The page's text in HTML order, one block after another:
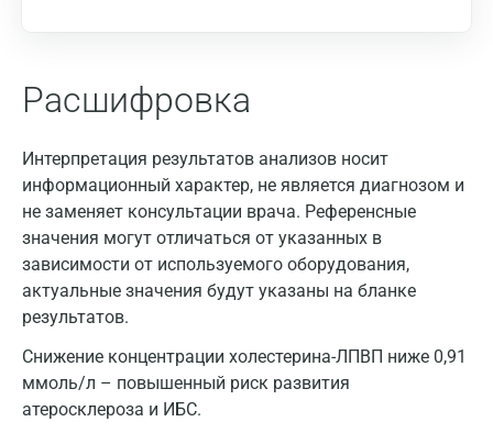
Расшифровка
Интерпретация результатов анализов носит
информационный характер, не является диагнозом и
не заменяет консультации врача. Референсные
значения могут отличаться от указанных в
зависимости от используемого оборудования,
актуальные значения будут указаны на бланке
результатов.
Снижение концентрации холестерина-ЛПВП ниже 0,91
ммоль/л – повышенный риск развития
атеросклероза и ИБС.